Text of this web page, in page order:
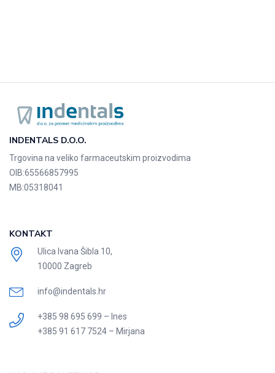
INDENTALS D.O.O.
Trgovina na veliko farmaceutskim proizvodima
OIB:65566857995
MB:05318041
KONTAKT
Ulica Ivana Šibla 10,
10000 Zagreb
info@indentals.hr
+385 98 695 699 – Ines
+385 91 617 7524 – Mirjana